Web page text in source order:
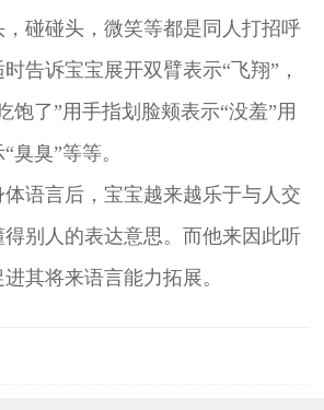
，碰碰头，微笑等都是同人打招呼
告诉宝宝展开双臂表示“飞翔”，
饱了”用手指划脸颊表示“没羞”用
臭臭”等等。
言后，宝宝越来越乐于与人交
别人的表达意思。而他来因此听
其将来语言能力拓展。